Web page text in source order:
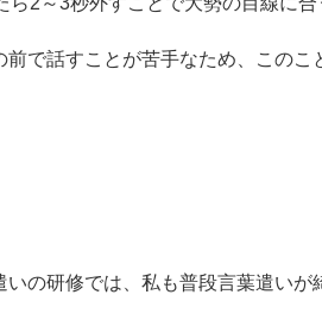
前で話すことが苦手なため、このこ
いの研修では、私も普段言葉遣いが